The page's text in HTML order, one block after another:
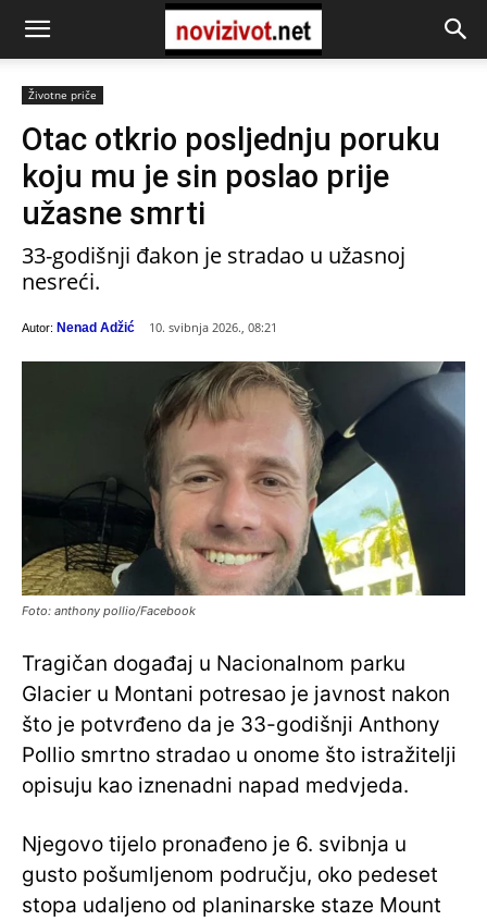
Životne priče
Otac otkrio posljednju poruku
koju mu je sin poslao prije
užasne smrti
33-godišnji đakon je stradao u užasnoj
nesreći.
Autor: Nenad Adžić 10. svibnja 2026., 08:21
Foto: anthony pollio/Facebook
Tragičan događaj u Nacionalnom parku
Glacier u Montani potresao je javnost nakon
što je potvrđeno da je 33-godišnji Anthony
Pollio smrtno stradao u onome što istražitelji
opisuju kao iznenadni napad medvjeda.
Njegovo tijelo pronađeno je 6. svibnja u
gusto pošumljenom području, oko pedeset
stopa udaljeno od planinarske staze Mount